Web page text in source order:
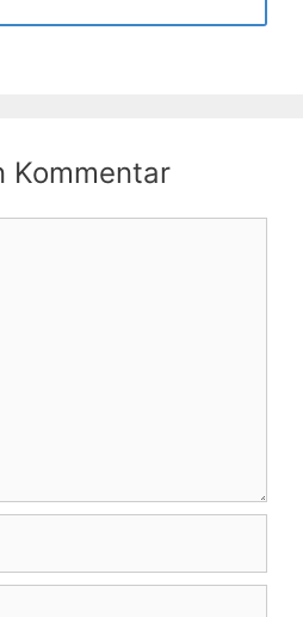
Kommentar